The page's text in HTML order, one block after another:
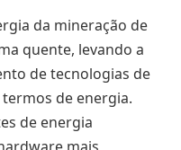
da mineração de
quente, levando a
de tecnologias de
de energia.
de energia